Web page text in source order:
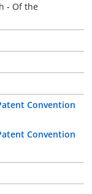
- Of the
Convention
Convention